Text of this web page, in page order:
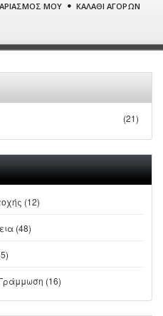
ΜΟΥ
ΚΑΛΆΘΙ ΑΓΟΡΏΝ
(21)
(12)
(48)
(16)